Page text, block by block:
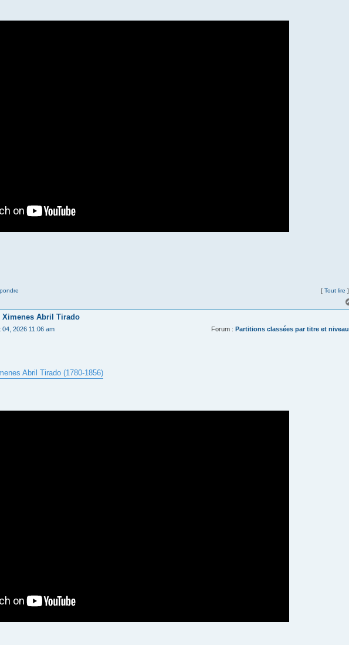
[ Tout lire ]
Ximenes Abril Tirado
04, 2026 11:06 am Forum : Partitions classées par titre et niveau
Abril Tirado (1780-1856)